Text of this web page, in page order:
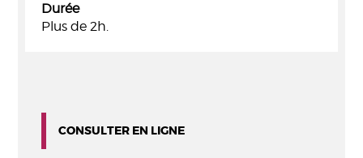
Durée
Plus de 2h.
CONSULTER EN LIGNE